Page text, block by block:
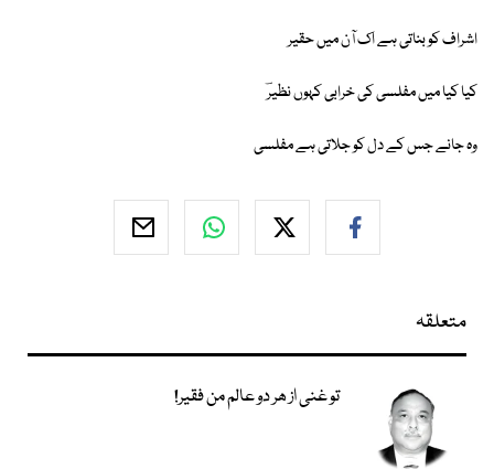
اشراف کو بناتی ہے اک آن میں حقیر
کیا کیا میں مفلسی کی خرابی کہوں نظیرؔ
وہ جانے جس کے دل کو جلاتی ہے مفلسی
متعلقہ
تو غنی از ھر دو عالم من فقیر!